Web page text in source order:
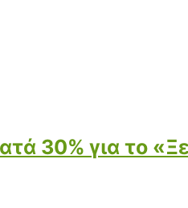
30% για το